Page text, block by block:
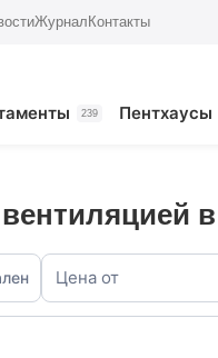
Журнал Контакты
239 Пентхаусы
Цена от